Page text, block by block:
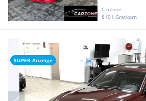
Carzone
8101 Gratkorn
SUPER-Anzeige